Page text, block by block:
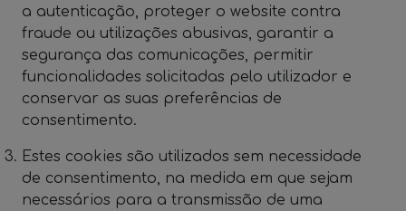
a autenticação, proteger o website contra
fraude ou utilizações abusivas, garantir a
segurança das comunicações, permitir
funcionalidades solicitadas pelo utilizador e
conservar as suas preferências de
consentimento.
Estes cookies são utilizados sem necessidade
de consentimento, na medida em que sejam
necessários para a transmissão de uma